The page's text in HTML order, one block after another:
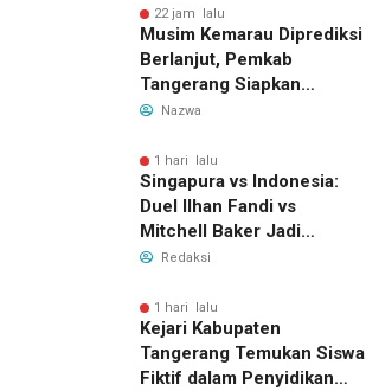
Pengelolaan Limbah
22 jam lalu
Musim Kemarau Diprediksi
Berlanjut, Pemkab
Tangerang Siapkan
Langkah Antisipasi Krisis
Nazwa
1 hari lalu
Singapura vs Indonesia:
Duel Ilhan Fandi vs
Mitchell Baker Jadi
Sorotan di Piala AFF 2026
Redaksi
1 hari lalu
Kejari Kabupaten
Tangerang Temukan Siswa
Fiktif dalam Penyidikan